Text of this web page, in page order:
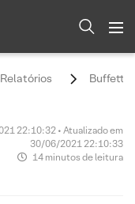
Relatórios Buffett e
22:10:32 • Atualizado em
30/06/2021 22:10:33
14 minutos de leitura